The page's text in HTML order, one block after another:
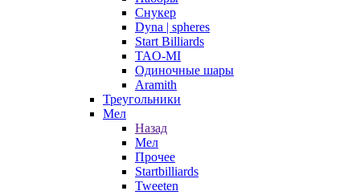
Снукер
Dyna | spheres
Start Billiards
TAO-MI
Одиночные шары
Aramith
Треугольники
Мел
Назад
Мел
Прочее
Startbilliards
Tweeten